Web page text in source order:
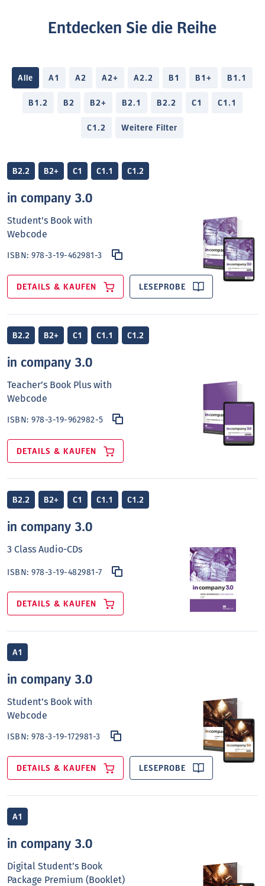
Entdecken Sie die Reihe
Alle A1 A2 A2+ A2.2 B1 B1+ B1.1
B1.2 B2 B2+ B2.1 B2.2 C1 C1.1
C1.2 Weitere Filter
B2.2 B2+ C1 C1.1 C1.2
in company 3.0
Student’s Book with
Webcode
ISBN:978-3-19-462981-3
DETAILS & KAUFEN LESEPROBE
B2.2 B2+ C1 C1.1 C1.2
in company 3.0
Teacher’s Book Plus with
Webcode
ISBN:978-3-19-962982-5
DETAILS & KAUFEN
B2.2 B2+ C1 C1.1 C1.2
in company 3.0
3 Class Audio-CDs
ISBN:978-3-19-482981-7
DETAILS & KAUFEN
A1
in company 3.0
Student’s Book with
Webcode
ISBN:978-3-19-172981-3
DETAILS & KAUFEN LESEPROBE
A1
in company 3.0
Digital Student’s Book
Package Premium (Booklet)